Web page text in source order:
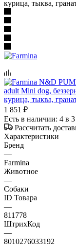
курица, тыква,
1 851 ₽
Есть в наличии: 4 в
Рассчитать
Характеристики
Бренд
—
Farmina
Животное
—
Собаки
ID Товара
—
811778
ШтрихКод
—
8010276033192